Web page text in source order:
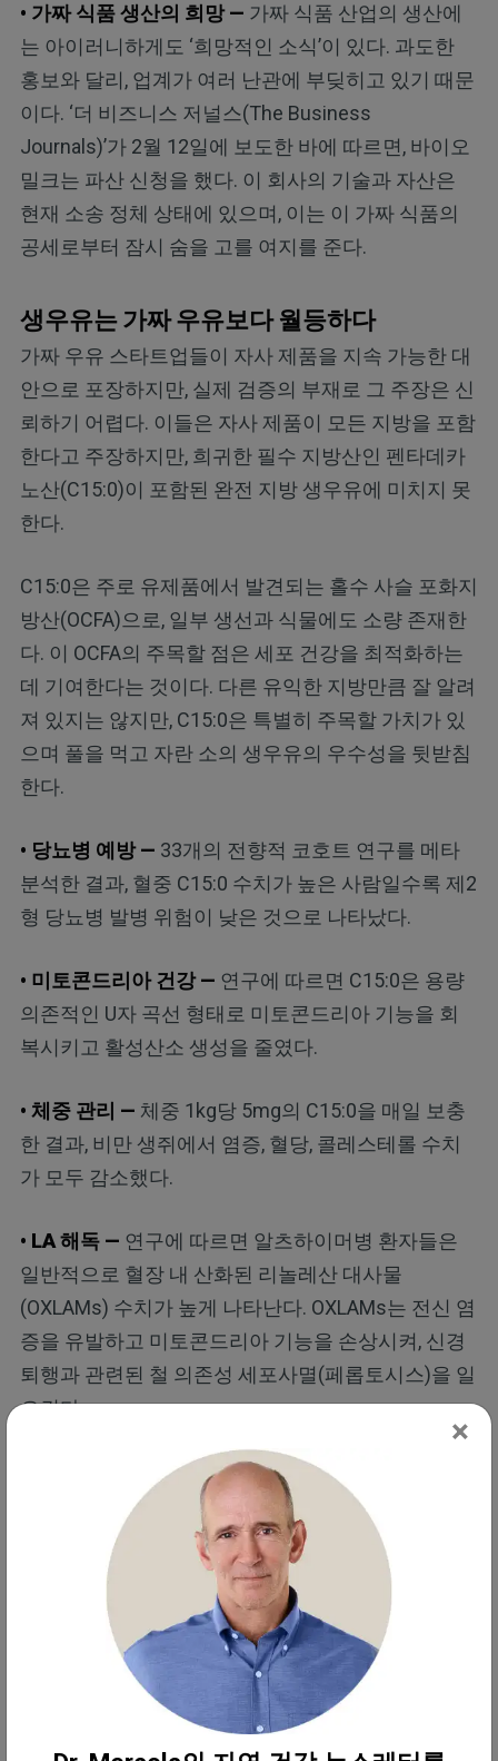
• 가짜 식품 생산의 희망 — 가짜 식품 산업의 생산에
는 아이러니하게도 ‘희망적인 소식’이 있다. 과도한
홍보와 달리, 업계가 여러 난관에 부딪히고 있기 때문
이다. ‘더 비즈니스 저널스(The Business
Journals)’가 2월 12일에 보도한 바에 따르면, 바이오
밀크는 파산 신청을 했다. 이 회사의 기술과 자산은
현재 소송 정체 상태에 있으며, 이는 이 가짜 식품의
공세로부터 잠시 숨을 고를 여지를 준다.
생우유는 가짜 우유보다 월등하다
가짜 우유 스타트업들이 자사 제품을 지속 가능한 대
안으로 포장하지만, 실제 검증의 부재로 그 주장은 신
뢰하기 어렵다. 이들은 자사 제품이 모든 지방을 포함
한다고 주장하지만, 희귀한 필수 지방산인 펜타데카
노산(C15:0)이 포함된 완전 지방 생우유에 미치지 못
한다.
C15:0은 주로 유제품에서 발견되는 홀수 사슬 포화지
방산(OCFA)으로, 일부 생선과 식물에도 소량 존재한
다. 이 OCFA의 주목할 점은 세포 건강을 최적화하는
데 기여한다는 것이다. 다른 유익한 지방만큼 잘 알려
져 있지는 않지만, C15:0은 특별히 주목할 가치가 있
으며 풀을 먹고 자란 소의 생우유의 우수성을 뒷받침
한다.
• 당뇨병 예방 — 33개의 전향적 코호트 연구를 메타
분석한 결과, 혈중 C15:0 수치가 높은 사람일수록 제2
형 당뇨병 발병 위험이 낮은 것으로 나타났다.
• 미토콘드리아 건강 — 연구에 따르면 C15:0은 용량
의존적인 U자 곡선 형태로 미토콘드리아 기능을 회
복시키고 활성산소 생성을 줄였다.
• 체중 관리 — 체중 1kg당 5mg의 C15:0을 매일 보충
한 결과, 비만 생쥐에서 염증, 혈당, 콜레스테롤 수치
가 모두 감소했다.
• LA 해독 — 연구에 따르면 알츠하이머병 환자들은
일반적으로 혈장 내 산화된 리놀레산 대사물
(OXLAMs) 수치가 높게 나타난다. OXLAMs는 전신 염
증을 유발하고 미토콘드리아 기능을 손상시켜, 신경
퇴행과 관련된 철 의존성 세포사멸(페롭토시스)을 일
으킨다.
그렇다면 C15:0은 이 과정에서 어떤 역할을 할까? 연
구 결과, 이 지방은 세포막에서 리놀레산을 대체함으
로써 지질 과산화를 줄이고, 손상이 일어나기 전에 세
포 구조를 안정화시켜 이러한 과정을 차단한다. 이러
한 결과는 필자가 집필한 연구에 정리되어 있으며, 조
만간 더 자세히 공개할 예정이다.
진짜 음식이 언제나 더 훌륭한 선택
언리얼 밀크의 등장은 단지 시작에 불과하다. 이후에
×